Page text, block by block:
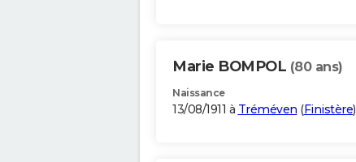
Marie BOMPOL (80 ans)
Naissance
13/08/1911 à Tréméven (Finistère)